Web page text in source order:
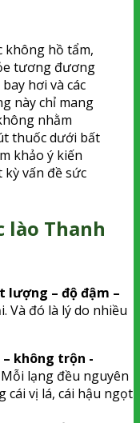
không hồ tẩm,
tương đương
hơi và các
này chỉ mang
nhằm
thuốc dưới bất
khảo ý kiến
kỳ vấn đề sức
lào Thanh
lượng – độ đậm –
Và đó là lý do nhiều
– không trộn -
Mỗi lạng đều nguyên
cái vị lá, cái hậu ngọt